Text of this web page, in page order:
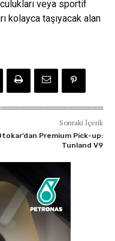
veya sportif
kolayca taşıyacak alan
Sonraki İçerik
Premium Pick-up:
Tunland V9